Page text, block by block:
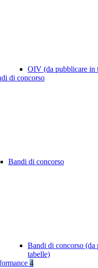
OIV (da pubblicare in
di concorso
Bandi di concorso
Bandi di concorso (da
tabelle)
4